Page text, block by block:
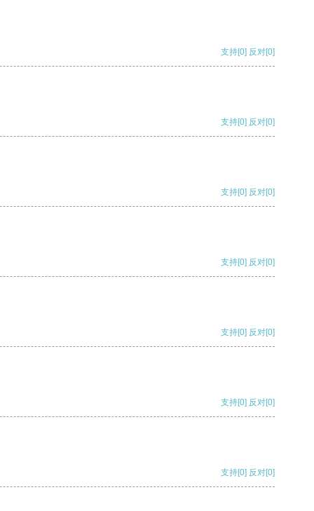
支持[0] 反对[0]
支持[0] 反对[0]
支持[0] 反对[0]
支持[0] 反对[0]
支持[0] 反对[0]
支持[0] 反对[0]
支持[0] 反对[0]